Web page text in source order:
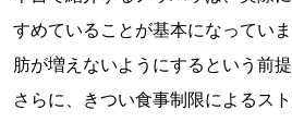
すめていることが基本になってい
肪が増えないようにするという前提
さらに、きつい食事制限によるス